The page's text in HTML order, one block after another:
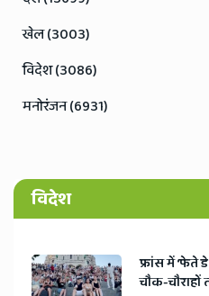
खेल (3003)
विदेश (3086)
मनोरंजन (6931)
विदेश
​फ्रांस में ‘फेते
चौक-